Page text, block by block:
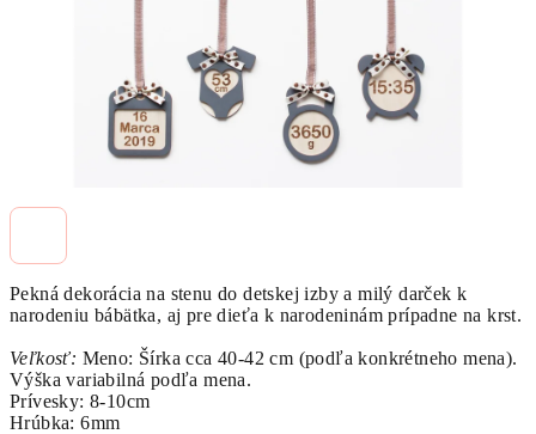
Pekná dekorácia na stenu do detskej izby a milý darček k
narodeniu bábätka, aj pre dieťa k narodeninám prípadne na krst.
Veľkosť: Meno: Šírka cca 40-42 cm (podľa konkrétneho mena).
Výška variabilná podľa mena.
Prívesky: 8-10cm
Hrúbka: 6mm